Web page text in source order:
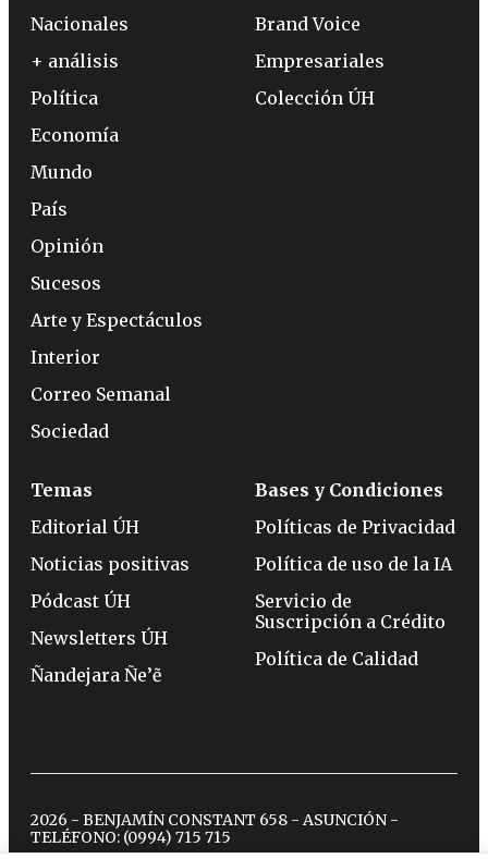
Nacionales
+ análisis
Política
Economía
Mundo
País
Opinión
Sucesos
Arte y Espectáculos
Interior
Correo Semanal
Sociedad
Brand Voice
Empresariales
Colección ÚH
Temas
Editorial ÚH
Noticias positivas
Pódcast ÚH
Newsletters ÚH
Ñandejara Ñe’ẽ
Bases y Condiciones
Políticas de Privacidad
Política de uso de la IA
Servicio de
Suscripción a Crédito
Política de Calidad
2026 - BENJAMÍN CONSTANT 658 - ASUNCIÓN -
TELÉFONO: (0994) 715 715